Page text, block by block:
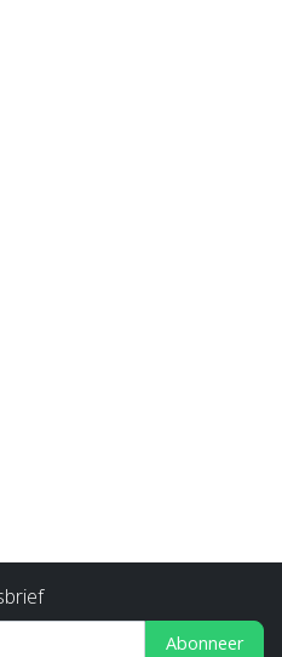
Abonneer